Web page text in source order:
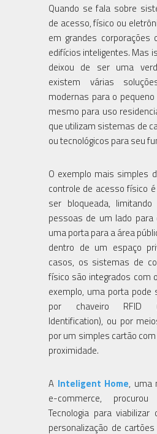
Quando se fala sobre
de acesso, físico ou
em grandes corporações
edifícios inteligentes. Mas
deixou de ser uma
existem várias
modernas para o
mesmo para uso
que utilizam sistemas de
ou tecnológicos para seu
O exemplo mais simples
controle de acesso físico
ser bloqueada,
pessoas de um lado para
uma porta para a área
dentro de um espaço
casos, os sistemas de
físico são integrados com
exemplo, uma porta pode
por chaveiro RFID
Identification), ou por
por um simples cartão
proximidade.
A Inteligent Home, uma
e-commerce,
Tecnologia para
personalização de